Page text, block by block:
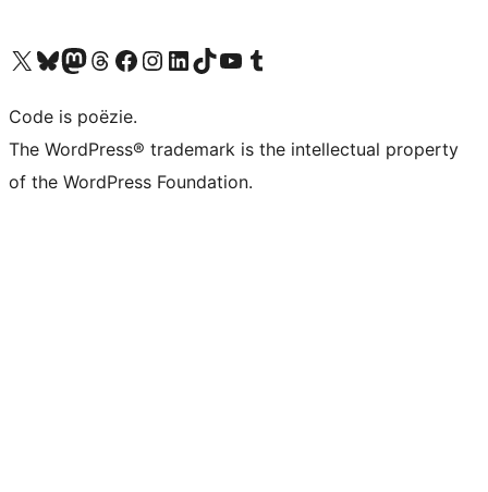
Bezoek ons X (voorheen Twitter) account
Bezoek ons Bluesky account
Bezoek ons Mastodon account
Bezoek ons Threads account
Onze Facebook pagina bezoeken
Bezoek ons Instagram account
Bezoek ons LinkedIn account
Bezoek ons TikTok account
Bezoek ons YouTube kanaalBezoek ons Tumblr account
Code is poëzie.
The WordPress® trademark is the intellectual property
of the WordPress Foundation.